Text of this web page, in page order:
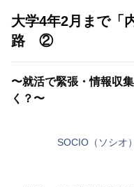
大学4年2月まで「
路 ②
〜就活で緊張・情報収
く？〜
SOCIO（ソシオ）